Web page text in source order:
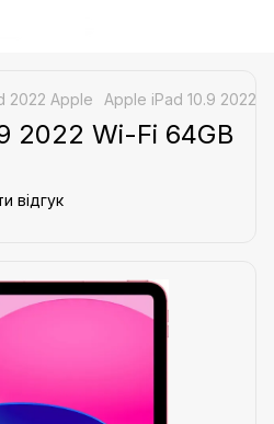
2022 Apple Apple iPad 10.9 2022
2022 Wi-Fi 64GB
відгук